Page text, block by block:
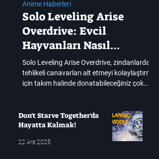
Solo Leveling Arise
Overdrive: Evcil
Hayvanları Nasıl
Donatabilir ve
Çağırabilirsiniz?
Solo Leveling Arise Overdrive, zindanlardaki
tehlikeli canavarları alt etmeyi kolaylaştırmak
için takım halinde donatabileceğiniz çok
Anime Haberleri
Don't Starve Together'da
Hayatta Kalmak!
22 Ara 2025